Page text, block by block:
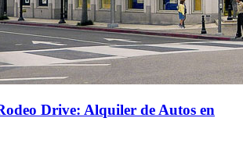
Drive: Alquiler de Autos en